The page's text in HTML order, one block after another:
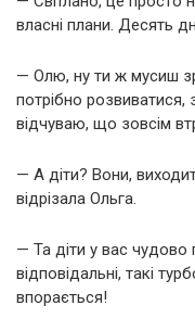
власні плани. Десять
— Олю, ну ти ж мусиш
потрібно розвиватися,
відчуваю, що зовсім
— А діти? Вони,
відрізала Ольга.
— Та діти у вас чудово
відповідальні, такі
впорається!